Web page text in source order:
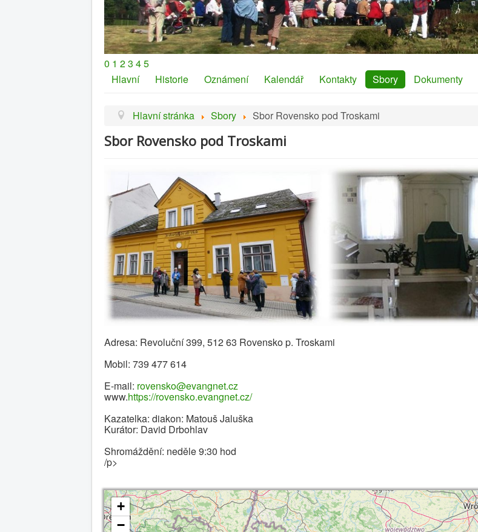
0 1 23 45
Hlavní
Historie Oznámení Kalendář Kontakty Sbory Dokumenty
Hlavní stránka Sbory Sbor Rovensko pod Troskami
Sbor Rovensko pod Troskami
Adresa: Revoluční 399, 512 63 Rovensko p. Troskami
Mobil: 739 477 614
E-mail: rovensko@evangnet.cz
www.https://rovensko.evangnet.cz/
Kazatelka: diakon: Matouš Jaluška
Kurátor: David Drbohlav
Shromáždění: neděle 9:30 hod
/p>
+
−